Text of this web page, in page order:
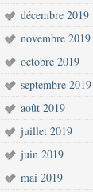
décembre 2019
novembre 2019
octobre 2019
septembre 2019
août 2019
juillet 2019
juin 2019
mai 2019